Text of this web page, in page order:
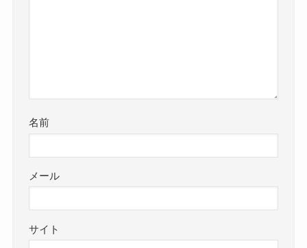
名前
メール
サイト